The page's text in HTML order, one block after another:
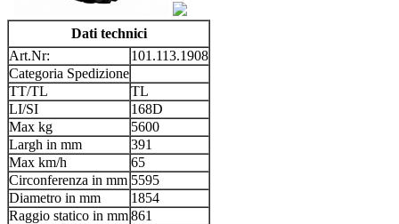
Dati technici
Art.Nr:
101.113.1908
Categoria Spedizione
TT/TL
TL
LI/SI
168D
Max kg
5600
Largh in mm
391
Max km/h
65
Circonferenza in mm 5595
Diametro in mm
1854
Raggio statico in mm861